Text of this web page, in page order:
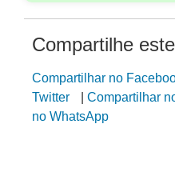
Compartilhe
Compartilhar no
Twitter
Compartilhar
no WhatsApp